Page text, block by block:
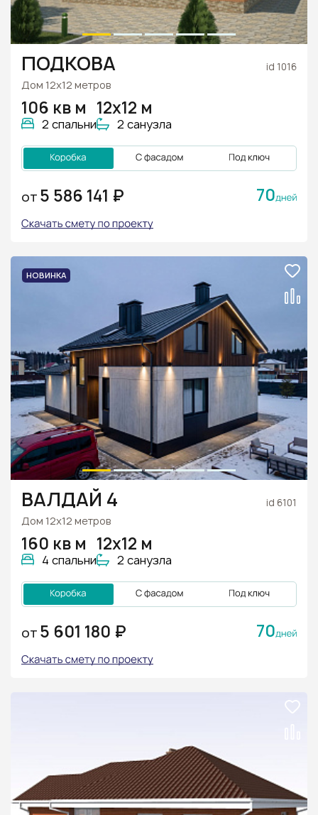
ПОДКОВА id 1016
Дом 12х12 метров
106 кв м
2 спальни
12х12 м
2 санузла
ОТ 5 586 141 ₽ 70
ВАЛДАЙ 4 id 6101
Дом 12х12 метров
160 кв м
4 спальни
12х12 м
2 санузла
ОТ 5 601 180 ₽ 70
НОВИНКА